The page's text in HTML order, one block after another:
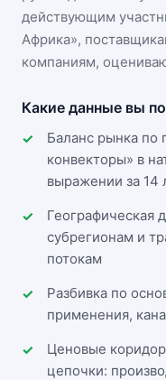
действующим
Африка»,
компаниям,
Какие данные вы
Баланс рынка по
конвекторы» в
выражении за 14
Географическая
субрегионам и
потокам
Разбивка по
применения,
Ценовые
цепочки: